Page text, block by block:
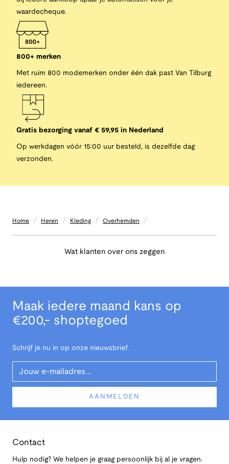
waardecheque.
800+ merken
Met ruim 800 modemerken onder één dak past Van Tilburg
iedereen.
Gratis bezorging vanaf € 59,95 in Nederland
Op werkdagen vóór 15:00 uur besteld, is dezelfde dag
verzonden.
Home / Heren / Kleding / Overhemden /
Wat klanten over ons zeggen
Maak iedere maand kans op
€200,- shoptegoed
Schrijf je nu in op onze nieuwsbrief.
Your Email
AANMELDEN
Contact
Hulp nodig? We helpen je graag persoonlijk bij al je vragen.